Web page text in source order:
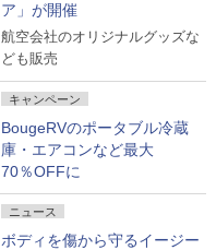
ア」が開催
航空会社のオリジナルグッズな
ども販売
キャンペーン
BougeRVのポータブル冷蔵
庫・エアコンなど最大
70％OFFに
ニュース
ボディを傷から守るイージー